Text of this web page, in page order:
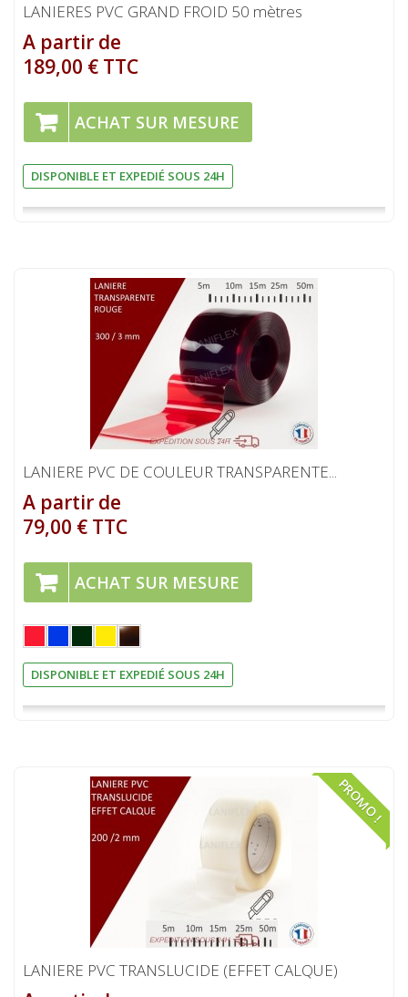
LANIERES PVC GRAND FROID 50 mètres
A partir de
189,00 € TTC
ACHAT SUR MESURE
DISPONIBLE ET EXPEDIÉ SOUS 24H
LANIERE PVC DE COULEUR TRANSPARENTE...
A partir de
79,00 € TTC
ACHAT SUR MESURE
DISPONIBLE ET EXPEDIÉ SOUS 24H
PROMO !
LANIERE PVC TRANSLUCIDE (EFFET CALQUE)